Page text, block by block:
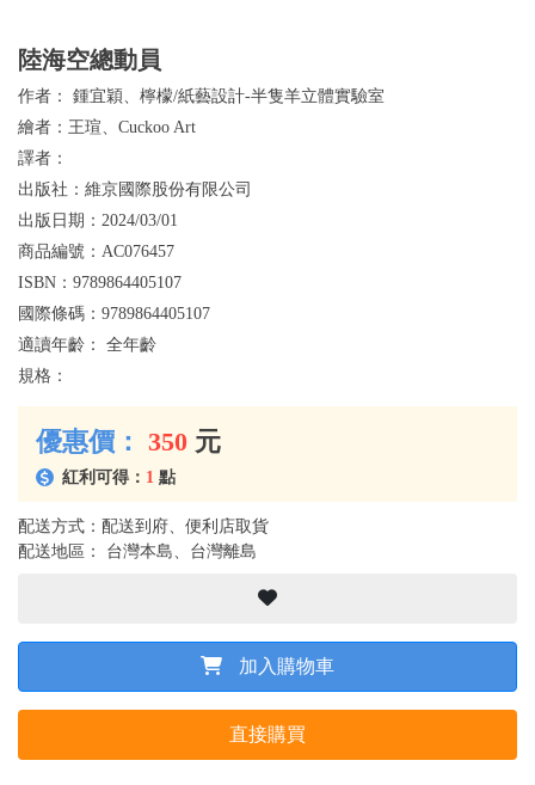
陸海空總動員
作者： 鍾宜穎、檸檬/紙藝設計-半隻羊立體實驗室
繪者： 王瑄、Cuckoo Art
譯者：
出版社： 維京國際股份有限公司
出版日期： 2024/03/01
商品編號： AC076457
ISBN： 9789864405107
國際條碼： 9789864405107
適讀年齡： 全年齡
規格：
優惠價： 350 元
紅利可得： 1 點
配送方式：配送到府、便利店取貨
配送地區： 台灣本島、台灣離島
加入購物車
直接購買